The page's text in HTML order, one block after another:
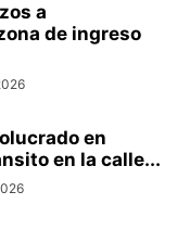
a
de ingreso
en
en la calle...